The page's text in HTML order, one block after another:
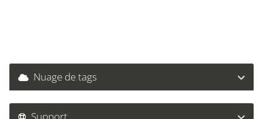
Nuage de tags